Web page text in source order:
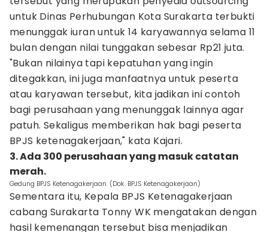
untuk Dinas Perhubungan Kota Surakarta terbukti
menunggak iuran untuk 14 karyawannya selama 11
bulan dengan nilai tunggakan sebesar Rp21 juta.
"Bukan nilainya tapi kepatuhan yang ingin
ditegakkan, ini juga manfaatnya untuk peserta
atau karyawan tersebut, kita jadikan ini contoh
bagi perusahaan yang menunggak lainnya agar
patuh. Sekaligus memberikan hak bagi peserta
BPJS ketenagakerjaan," kata Kajari.
3. Ada 300 perusahaan yang masuk catatan
merah.
Gedung BPJS Ketenagakerjaan. (Dok. BPJS Ketenagakerjaan)
Sementara itu, Kepala BPJS Ketenagakerjaan
cabang Surakarta Tonny WK mengatakan dengan
hasil kemenangan tersebut bisa menjadikan